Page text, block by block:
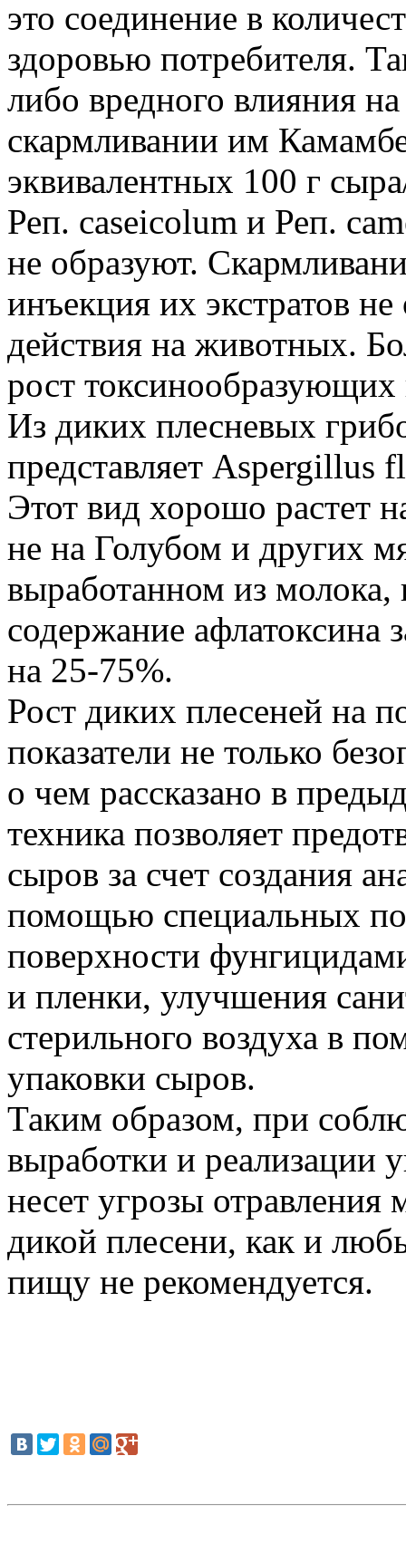
это соединение в
здоровью потребителя.
либо вредного влияния
скармливании им
эквивалентных 100 г
Реп. caseicolum и Реп.
не образуют.
инъекция их экстратов не
действия на животных.
рост токсинообразующих
Из диких плесневых
представляет Aspergillus
Этот вид хорошо растет
не на Голубом и других
выработанном из молока,
содержание афлатоксина
на 25-75%.
Рост диких плесеней на
показатели не только
о чем рассказано в
техника позволяет
сыров за счет создания
помощью специальных
поверхности
и пленки, улучшения
стерильного воздуха в
упаковки сыров.
Таким образом, при
выработки и реализации
несет угрозы
дикой плесени, как и
пищу не рекомендуется.